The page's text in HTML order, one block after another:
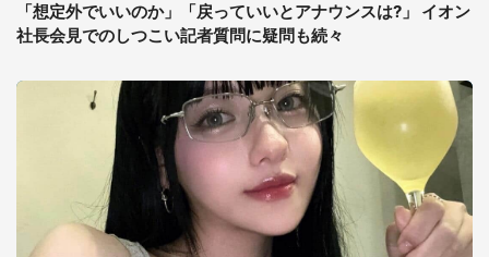
「想定外でいいのか」「戻っていいとアナウンスは?」 イオン
社長会見でのしつこい記者質問に疑問も続々